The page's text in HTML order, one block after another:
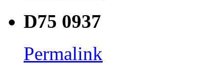
D75 0937
Permalink